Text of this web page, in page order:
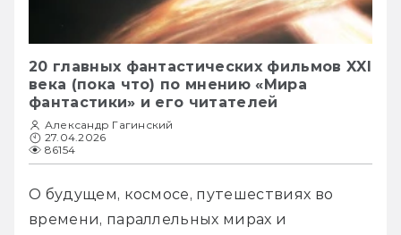
20 главных фантастических фильмов XXI
века (пока что) по мнению «Мира
фантастики» и его читателей
Александр Гагинский
27.04.2026
86154
О будущем, космосе, путешествиях во
времени, параллельных мирах и